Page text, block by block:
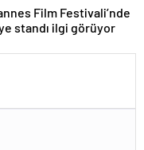
Film Festivali’nde
standı ilgi görüyor